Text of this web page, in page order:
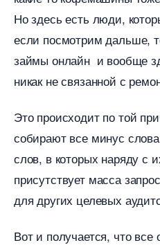
Но здесь есть люди,
если посмотрим дальше,
займы онлайн и вообще
никак не связанной с
Это происходит по той
собирают все минус
слов, в которых наряду с
присутствует масса
для других целевых
от и получается, что все